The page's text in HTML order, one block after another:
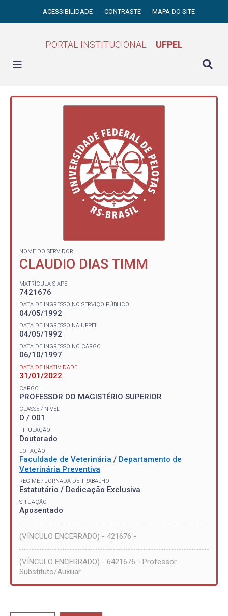
ACESSIBILIDADE CONTRASTE MAPA DO SITE
PORTAL INSTITUCIONAL UFPEL
NOME DO SERVIDOR
CLAUDIO DIAS TIMM
MATRÍCULA SIAPE
7421676
DATA DE INGRESSO NO SERVIÇO PÚBLICO
04/05/1992
DATA DE INGRESSO NA UFPEL
04/05/1992
DATA DE INGRESSO NO CARGO
06/10/1997
DATA DE INATIVIDADE
31/01/2022
CARGO
PROFESSOR DO MAGISTÉRIO SUPERIOR
CLASSE / NÍVEL
D / 001
TITULAÇÃO
Doutorado
LOTAÇÃO
Faculdade de Veterinária / Departamento de
Veterinária Preventiva
REGIME / JORNADA DE TRABALHO
Estatutário / Dedicação Exclusiva
SITUAÇÃO
Aposentado
(VÍNCULO ENCERRADO) - 421676 -
(VÍNCULO ENCERRADO) - 6421676 - Professor
Substituto/Auxiliar